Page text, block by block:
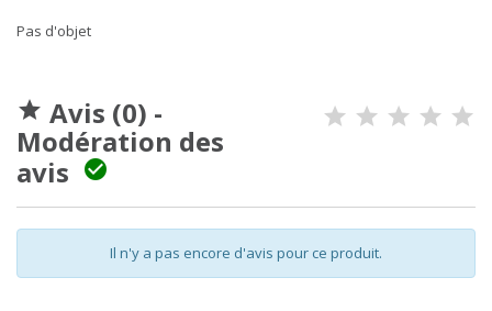
Pas d'objet
 Avis (0) -
Modération des
avis

Il n'y a pas encore d'avis pour ce produit.